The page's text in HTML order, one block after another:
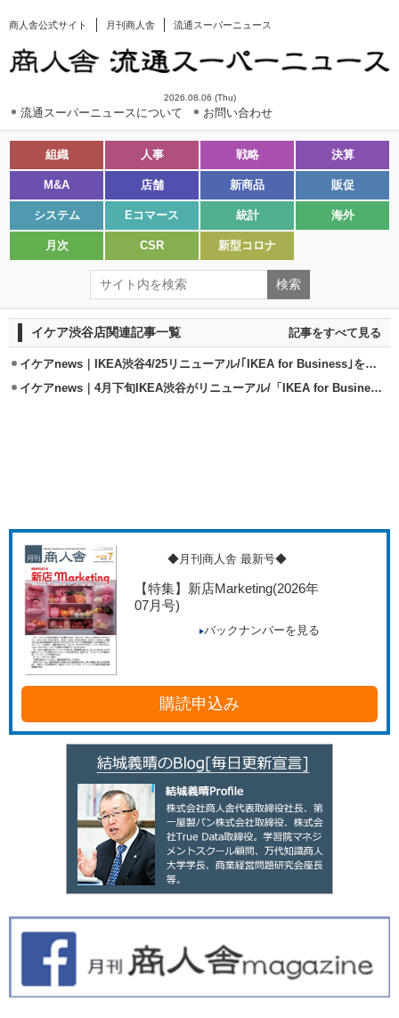
商人舎公式サイト 月刊商人舎 流通スーパーニュース
2026.08.06 (Thu)
流通スーパーニュースについて お問い合わせ
組織 人事 戦略 決算
M&A 店舗 新商品 販促
システム Eコマース 統計 海外
月次 CSR 新型コロナ
イケア渋谷店関連記事一覧 記事をすべて見る
イケアnews｜IKEA渋谷4/25リニューアル/｢IKEA for Business｣を集約
イケアnews｜4月下旬IKEA渋谷がリニューアル/「IKEA for Business」も導入
◆月刊商人舎 最新号◆
【特集】新店Marketing(2026年
07月号)
バックナンバーを見る
購読申込み